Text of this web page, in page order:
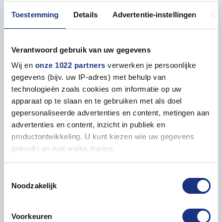
Toestemming Details Advertentie-instellingen
Verantwoord gebruik van uw gegevens
Wij en onze 1022 partners verwerken je persoonlijke
gegevens (bijv. uw IP-adres) met behulp van
technologieën zoals cookies om informatie op uw
apparaat op te slaan en te gebruiken met als doel
gepersonaliseerde advertenties en content, metingen aan
advertenties en content, inzicht in publiek en
productontwikkeling. U kunt kiezen wie uw gegevens
gebruikt en met welke doelen.
Informatie verzamelen over uw geografische locatie,
Uw apparaat identificeren door het actief te scannen
Noodzakelijk
Voorkeuren
Properties
Level (1=easy | 5=advanced)
Recommended age 12+
Number of Parts 85
Model length in mm